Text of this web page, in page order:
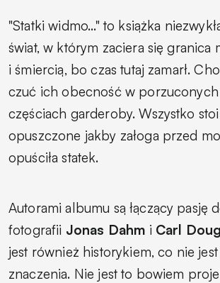
"Statki widmo..." to książka
świat, w którym zaciera się granica
i śmiercią, bo czas tutaj zamarł.
czuć ich obecność w
częściach garderoby. Wszystko
opuszczone jakby załoga przed
opuściła statek.
Autorami albumu są łączący pasję
fotografii Jonas Dahm i Carl
jest również historykiem, co nie
znaczenia. Nie jest to bowiem